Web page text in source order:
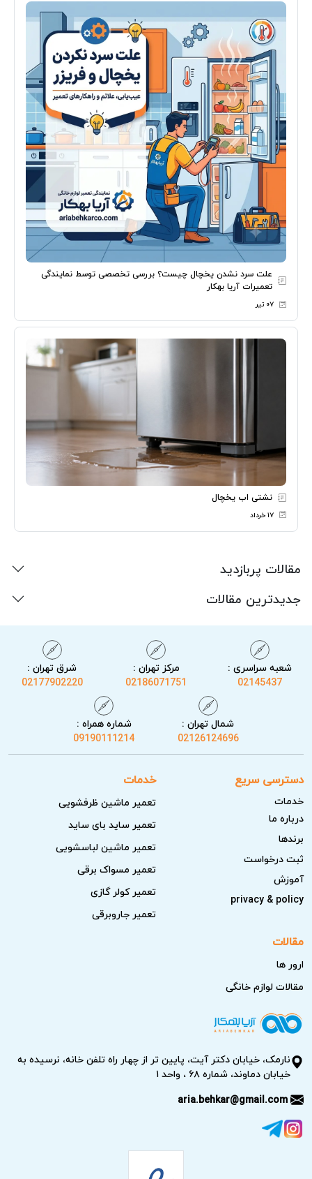
علت سرد نشدن یخچال چیست؟ بررسی تخصصی توسط نمایندگی
تعمیرات آریا بهکار
۰۷ تیر
نشتی اب یخچال
۱۷ خرداد
مقالات پربازدید
جدیدترین مقالات
شعبه سراسری :
02145437
مرکز تهران :
02186071751
شرق تهران :
02177902220
شمال تهران :
02126124696
شماره همراه :
09190111214
دسترسی سریع
خدمات
درباره ما
برندها
ثبت درخواست
آموزش
privacy & policy
خدمات
تعمیر ماشین ظرفشویی
تعمیر ساید بای ساید
تعمیر ماشین لباسشویی
تعمیر مسواک برقی
تعمیر کولر گازی
تعمیر جاروبرقی
مقالات
ارور ها
مقالات لوازم خانگی
نارمک، خیابان دکتر آیت، پایین تر از چهار راه تلفن خانه، نرسیده به
خیابان دماوند، شماره ۶۸ ، واحد ۱
aria.behkar@gmail.com